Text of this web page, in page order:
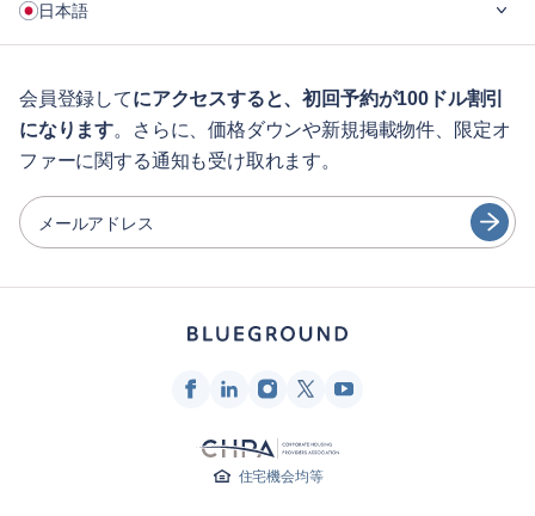
企業向け
ゲスト向け特典サービス
シティガイド
パートナー
家具レンタル事業者
インフルエンサー＆アフィリエイト
日本語
English
Português
Español
会員登録してにアクセスすると、初回予約が100ドル割引
になります。さらに、価格ダウンや新規掲載物件、限定オ
ファーに関する通知も受け取れます。
メールアドレス
住宅機会均等